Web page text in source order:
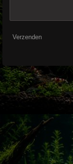
Verzenden